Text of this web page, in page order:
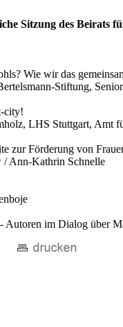
Sitzung des Beirats
Wie wir das
Stiftung,
city!
LHS Stuttgart, Amt
zur Förderung von
/ Ann-Kathrin Schnelle
im Dialog über